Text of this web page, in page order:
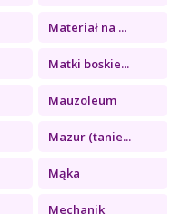
Materiał na ...
Matki boskie...
Mauzoleum
Mazur (tanie...
Mąka
Mechanik